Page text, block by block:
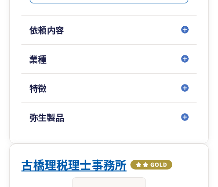
依頼内容
業種
特徴
弥生製品
古橋理税理士事務所